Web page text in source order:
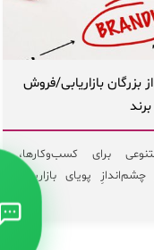
بزرگان بازاریابی/فروش
برند
برای کسب‌وکارها،
پویای بازاریابی